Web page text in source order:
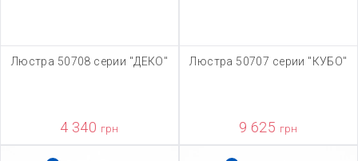
Люстра 50708 серии "ДЕКО"
4 340 грн
Люстра 50707 серии "КУБО"
9 625 грн